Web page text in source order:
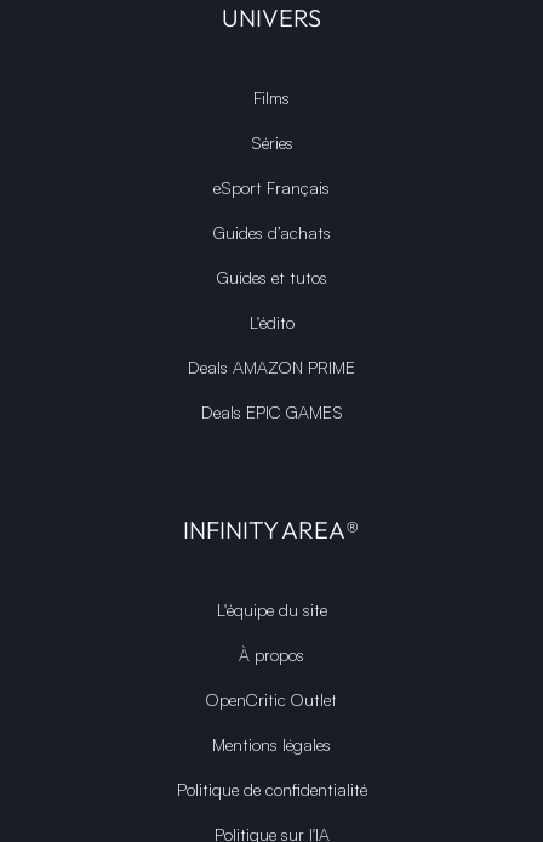
UNIVERS
Films
Séries
eSport Français
Guides d’achats
Guides et tutos
L'édito
Deals AMAZON PRIME
Deals EPIC GAMES
INFINITY AREA®
L'équipe du site
À propos
OpenCritic Outlet
Mentions légales
Politique de confidentialité
Politique sur l'IA